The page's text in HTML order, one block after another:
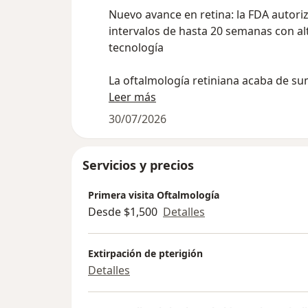
Nuevo avance en retina: la FDA
intervalos de hasta 20 semanas con
tecnología
La oftalmología retiniana acaba de
noticia relevante para pacientes y
la Administración de Alimentos y
miligramos) para que, en pacientes
asociada a la edad húmeda y edema
diabético, el tratamiento pueda
hasta cada 20 semanas, es decir,
aproximadamente cada cinco meses,
de un año de respuesta favorable
anatómica. Este cambio no significa
los pacientes podrán espaciar así sus
Leer más
30/07/2026
Servicios y precios
Primera visita Oftalmología
Desde $1,500 Detalles
Extirpación de pterigión
Detalles